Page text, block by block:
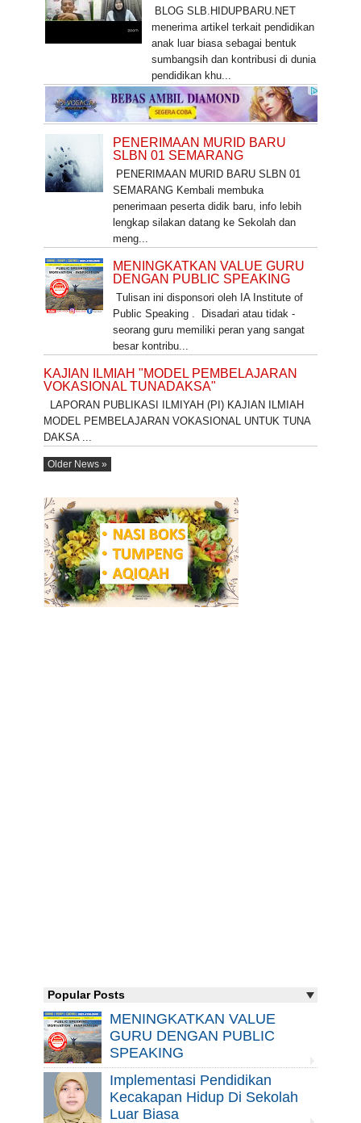
BLOG SLB.HIDUPBARU.NET
menerima artikel terkait pendidikan
anak luar biasa sebagai bentuk
sumbangsih dan kontribusi di dunia
pendidikan khu...
PENERIMAAN MURID BARU
SLBN 01 SEMARANG
PENERIMAAN MURID BARU SLBN 01
SEMARANG Kembali membuka
penerimaan peserta didik baru, info lebih
lengkap silakan datang ke Sekolah dan
meng...
MENINGKATKAN VALUE GURU
DENGAN PUBLIC SPEAKING
Tulisan ini disponsori oleh IA Institute of
Public Speaking . Disadari atau tidak -
seorang guru memiliki peran yang sangat
besar kontribu...
KAJIAN ILMIAH "MODEL PEMBELAJARAN
VOKASIONAL TUNADAKSA"
LAPORAN PUBLIKASI ILMIYAH (PI) KAJIAN ILMIAH
MODEL PEMBELAJARAN VOKASIONAL UNTUK TUNA
DAKSA ...
Older News »
Popular Posts
MENINGKATKAN VALUE
GURU DENGAN PUBLIC
SPEAKING
Implementasi Pendidikan
Kecakapan Hidup Di Sekolah
Luar Biasa